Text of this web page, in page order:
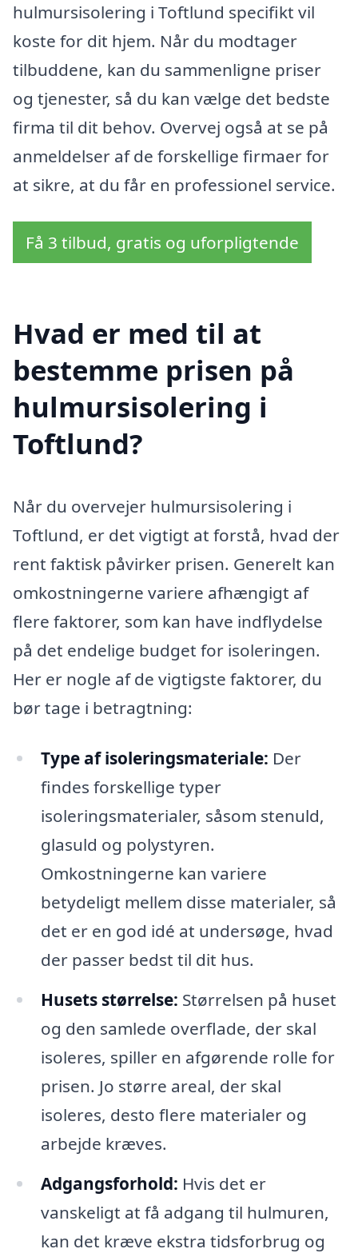
hulmursisolering i Toftlund specifikt vil
koste for dit hjem. Når du modtager
tilbuddene, kan du sammenligne priser
og tjenester, så du kan vælge det bedste
firma til dit behov. Overvej også at se på
anmeldelser af de forskellige firmaer for
at sikre, at du får en professionel service.
Få 3 tilbud, gratis og uforpligtende
Hvad er med til at
bestemme prisen på
hulmursisolering i
Toftlund?
Når du overvejer hulmursisolering i
Toftlund, er det vigtigt at forstå, hvad der
rent faktisk påvirker prisen. Generelt kan
omkostningerne variere afhængigt af
flere faktorer, som kan have indflydelse
på det endelige budget for isoleringen.
Her er nogle af de vigtigste faktorer, du
bør tage i betragtning:
Type af isoleringsmateriale: Der
findes forskellige typer
isoleringsmaterialer, såsom stenuld,
glasuld og polystyren.
Omkostningerne kan variere
betydeligt mellem disse materialer, så
det er en god idé at undersøge, hvad
der passer bedst til dit hus.
Husets størrelse: Størrelsen på huset
og den samlede overflade, der skal
isoleres, spiller en afgørende rolle for
prisen. Jo større areal, der skal
isoleres, desto flere materialer og
arbejde kræves.
Adgangsforhold: Hvis det er
vanskeligt at få adgang til hulmuren,
kan det kræve ekstra tidsforbrug og